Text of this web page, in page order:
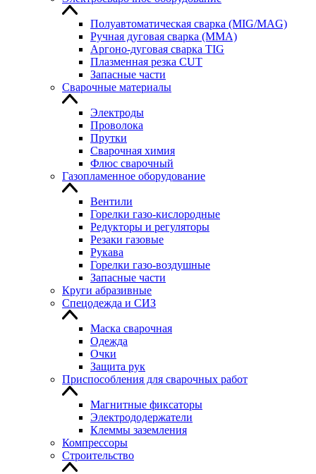
Полуавтоматическая сварка (MIG/MAG)
Ручная дуговая сварка (MMA)
Аргоно-дуговая сварка TIG
Плазменная резка CUT
Запасные части
Сварочные материалы
Электроды
Проволока
Прутки
Сварочная химия
Флюс сварочный
Газопламенное оборудование
Вентили
Горелки газо-кислородные
Редукторы и регуляторы
Резаки газовые
Рукава
Горелки газо-воздушные
Запасные части
Круги абразивные
Спецодежда и СИЗ
Маска сварочная
Одежда
Очки
Защита рук
Приспособления для сварочных работ
Магнитные фиксаторы
Электрододержатели
Клеммы заземления
Компрессоры
Строительство